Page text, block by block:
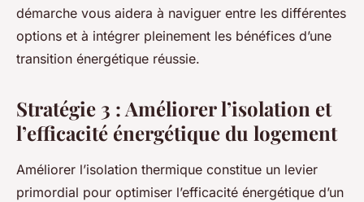
démarche vous aidera à naviguer entre les différentes
options et à intégrer pleinement les bénéfices d’une
transition énergétique réussie.
Stratégie 3 : Améliorer l’isolation et
l’efficacité énergétique du logement
Améliorer l’isolation thermique constitue un levier
primordial pour optimiser l’efficacité énergétique d’un